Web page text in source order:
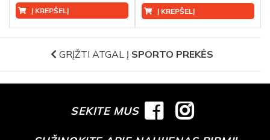
Į KREPŠELĮ Į KREPŠELĮ
GRĮŽTI ATGAL Į SPORTO PREKĖS
SEKITE MUS